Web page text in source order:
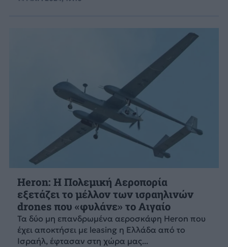
Heron: Η Πολεμική Αεροπορία
εξετάζει το μέλλον των ισραηλινών
drones που «φυλάνε» το Αιγαίο
Τα δύο μη επανδρωμένα αεροσκάφη Heron που
έχει αποκτήσει με leasing η Ελλάδα από το
Ισραήλ, έφτασαν στη χώρα μας...